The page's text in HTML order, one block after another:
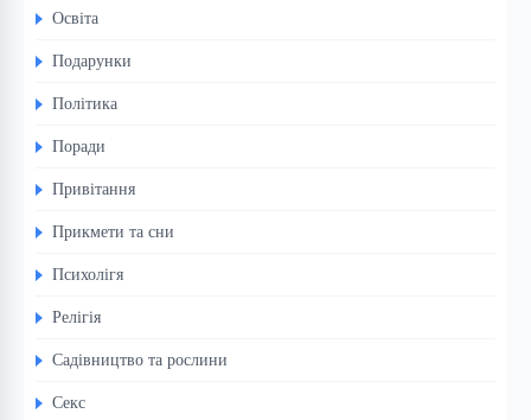
Освіта
Подарунки
Політика
Поради
Привітання
Прикмети та сни
Психолігя
Релігія
Садівництво та рослини
Секс